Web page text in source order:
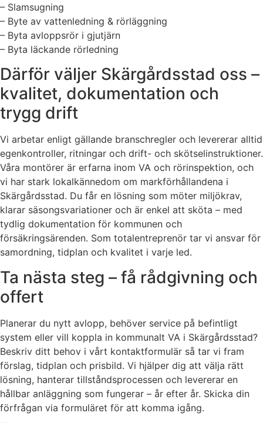
– Slamsugning
– Byte av vattenledning & rörläggning
– Byta avloppsrör i gjutjärn
– Byta läckande rörledning
Därför väljer Skärgårdsstad oss –
kvalitet, dokumentation och
trygg drift
Vi arbetar enligt gällande branschregler och levererar alltid
egenkontroller, ritningar och drift- och skötselinstruktioner.
Våra montörer är erfarna inom VA och rörinspektion, och
vi har stark lokalkännedom om markförhållandena i
Skärgårdsstad. Du får en lösning som möter miljökrav,
klarar säsongsvariationer och är enkel att sköta – med
tydlig dokumentation för kommunen och
försäkringsärenden. Som totalentreprenör tar vi ansvar för
samordning, tidplan och kvalitet i varje led.
Ta nästa steg – få rådgivning och
offert
Planerar du nytt avlopp, behöver service på befintligt
system eller vill koppla in kommunalt VA i Skärgårdsstad?
Beskriv ditt behov i vårt kontaktformulär så tar vi fram
förslag, tidplan och prisbild. Vi hjälper dig att välja rätt
lösning, hanterar tillståndsprocessen och levererar en
hållbar anläggning som fungerar – år efter år. Skicka din
förfrågan via formuläret för att komma igång.